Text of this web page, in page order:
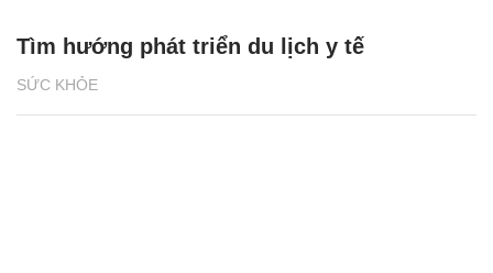
SỨC KHỎE
Tìm hướng phát triển du lịch y tế